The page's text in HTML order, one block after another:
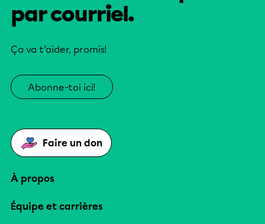
par courriel.
Ça va t’aider, promis!
Abonne-toi ici!
Faire un don
À propos
Équipe et carrières